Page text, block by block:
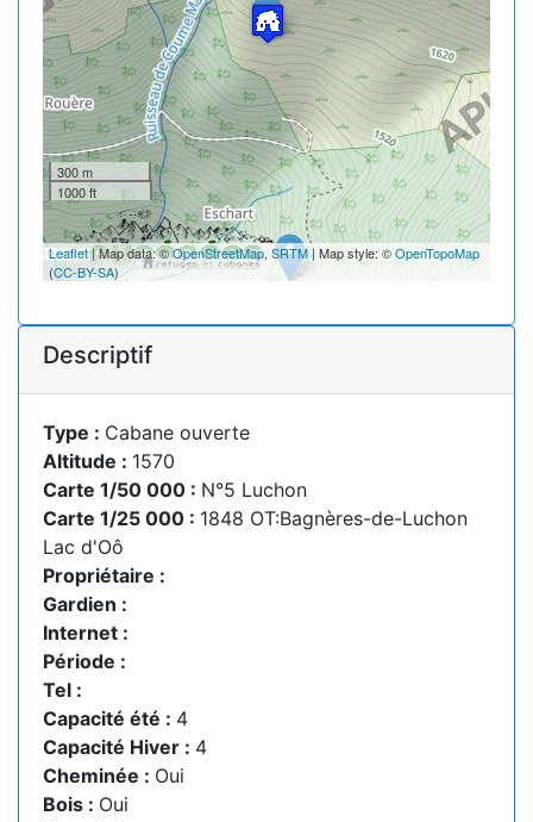
300 m
1000 ft
Leaflet| Map data: ©OpenStreetMap, SRTM| Map style: ©OpenTopoMap
(CC-BY-SA)
Descriptif
Type : Cabane ouverte
Altitude : 1570
Carte 1/50 000 : N°5 Luchon
Carte 1/25 000 : 1848 OT:Bagnères-de-Luchon
Lac d'Oô
Propriétaire :
Gardien :
Internet :
Période :
Tel :
Capacité été : 4
Capacité Hiver : 4
Cheminée : Oui
Bois : Oui